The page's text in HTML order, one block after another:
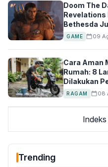
Doom The
Revelations
Bethesda
GAME 09
Cara Aman
Rumah: 8
Dilakukan
RAGAM 08
Trending